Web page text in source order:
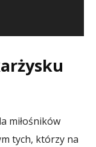
miłośników
tych, którzy na